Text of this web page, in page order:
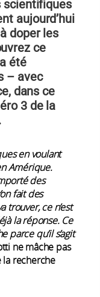
scientifiques
aujourd’hui
doper les
ce
été
– avec
dans ce
3 de la
en voulant
Amérique.
des
fait des
trouver, ce n’est
la réponse. Ce
parce qu’il s’agit
ne mâche pas
la recherche